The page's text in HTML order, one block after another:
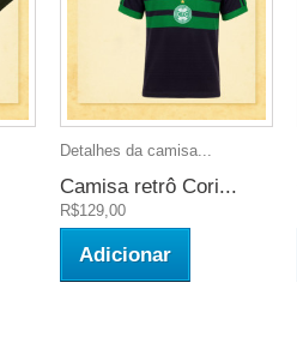
Detalhes da camisa...
Camisa retrô Cori...
R$129,00
Adicionar